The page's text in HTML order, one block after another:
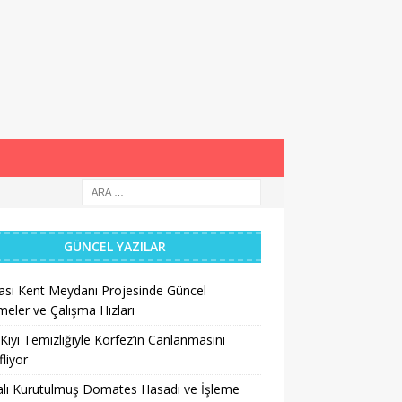
GÜNCEL YAZILAR
Kent Meydanı Projesinde Güncel
ve Çalışma Hızları
Temizliğiyle Körfez’in Canlanmasını
Kurutulmuş Domates Hasadı ve İşleme